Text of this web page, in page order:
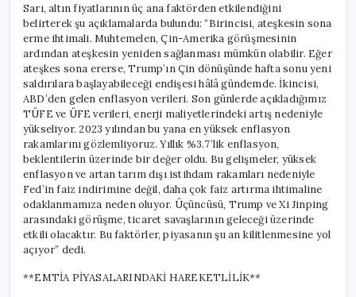
Sarı, altın fiyatlarının üç ana faktörden etkilendiğini
belirterek şu açıklamalarda bulundu: “Birincisi, ateşkesin sona
erme ihtimali. Muhtemelen, Çin-Amerika görüşmesinin
ardından ateşkesin yeniden sağlanması mümkün olabilir. Eğer
ateşkes sona ererse, Trump’ın Çin dönüşünde hafta sonu yeni
saldırılara başlayabileceği endişesi hâlâ gündemde. İkincisi,
ABD’den gelen enflasyon verileri. Son günlerde açıkladığımız
TÜFE ve ÜFE verileri, enerji maliyetlerindeki artış nedeniyle
yükseliyor. 2023 yılından bu yana en yüksek enflasyon
rakamlarını gözlemliyoruz. Yıllık %3.7’lik enflasyon,
beklentilerin üzerinde bir değer oldu. Bu gelişmeler, yüksek
enflasyon ve artan tarım dışı istihdam rakamları nedeniyle
Fed’in faiz indirimine değil, daha çok faiz artırma ihtimaline
odaklanmamıza neden oluyor. Üçüncüsü, Trump ve Xi Jinping
arasındaki görüşme, ticaret savaşlarının geleceği üzerinde
etkili olacaktır. Bu faktörler, piyasanın şu an kilitlenmesine yol
açıyor” dedi.
**EMTİA PİYASALARINDAKİ HAREKETLİLİK**